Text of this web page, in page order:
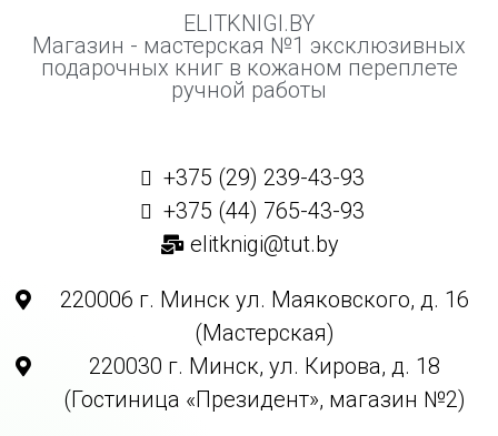
ELITKNIGI.BY
Магазин - мастерская №1 эксклюзивных
подарочных книг в кожаном переплете
ручной работы
+375 (29) 239-43-93
+375 (44) 765-43-93
elitknigi@tut.by
220006 г. Минск ул. Маяковского, д. 16
(Мастерская)
220030 г. Минск, ул. Кирова, д. 18
(Гостиница «Президент», магазин №2)